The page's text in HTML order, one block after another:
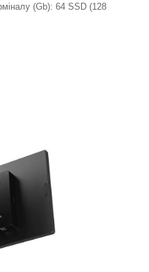
(Gb): 64 SSD (128